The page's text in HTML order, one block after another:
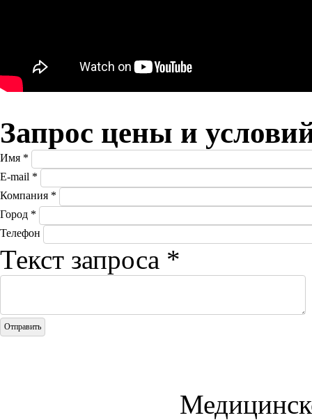
Запрос цены и
Имя *
E-mail *
Компания *
Город *
Телефон
Текст запроса *